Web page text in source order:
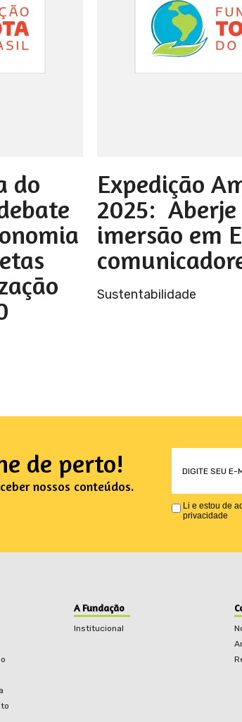
do
Expedição
2025:
imersão em
Sustentabilidade
de perto!
nossos conteúdos.
Li e estou de
privacidade
A Fundação
Institucional